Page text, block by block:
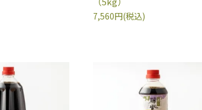
7,560円(税込)